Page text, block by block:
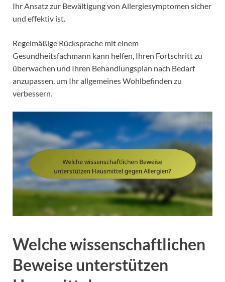
Ihr Ansatz zur Bewältigung von Allergiesymptomen sicher
und effektiv ist.
Regelmäßige Rücksprache mit einem
Gesundheitsfachmann kann helfen, Ihren Fortschritt zu
überwachen und Ihren Behandlungsplan nach Bedarf
anzupassen, um Ihr allgemeines Wohlbefinden zu
verbessern.
Welche wissenschaftlichen
Beweise unterstützen